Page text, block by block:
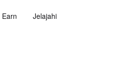
Earn Jelajahi